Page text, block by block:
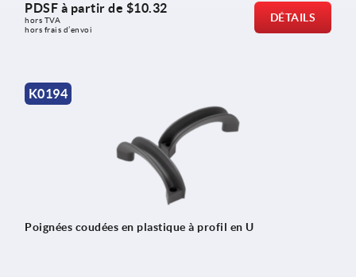
PDSF à partir de $10.32
hors TVA
hors frais d’envoi
DÉTAILS
K0194
Poignées coudées en plastique à profil en U